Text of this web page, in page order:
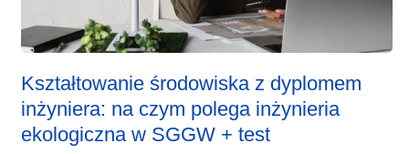
Kształtowanie środowiska z dyplomem
inżyniera: na czym polega inżynieria
ekologiczna w SGGW + test